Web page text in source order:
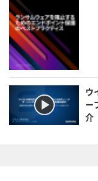
ウ
ー
介